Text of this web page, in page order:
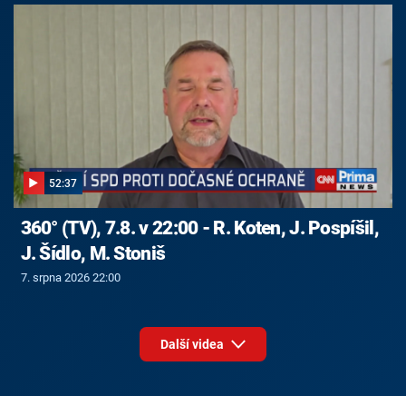
52:37
360° (TV), 7.8. v 22:00 - R. Koten, J. Pospíšil,
J. Šídlo, M. Stoniš
7. srpna 2026 22:00
Další videa